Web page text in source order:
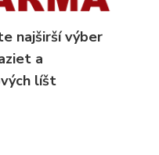
najširší výber
a
líšt